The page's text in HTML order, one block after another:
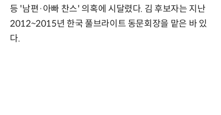
등 '남편·아빠 찬스' 의혹에 시달렸다. 김 후보자는 지난
2012~2015년 한국 풀브라이트 동문회장을 맡은 바 있
다.